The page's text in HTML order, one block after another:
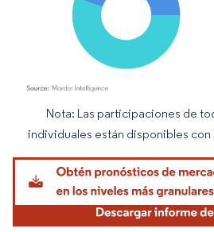
Imagen © Mordor Intelligence. El uso requiere
Nota: Las participaciones de
individuales están disponibles